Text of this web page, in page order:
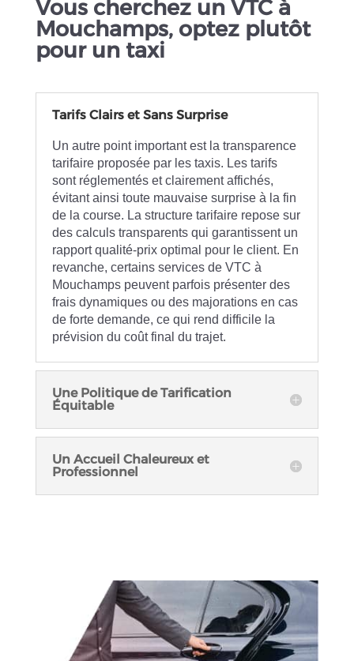
Vous cherchez un VTC à
Mouchamps, optez plutôt
pour un taxi
Tarifs Clairs et Sans Surprise
Un autre point important est la transparence
tarifaire proposée par les taxis. Les tarifs
sont réglementés et clairement affichés,
évitant ainsi toute mauvaise surprise à la fin
de la course. La structure tarifaire repose sur
des calculs transparents qui garantissent un
rapport qualité-prix optimal pour le client. En
revanche, certains services de VTC à
Mouchamps peuvent parfois présenter des
frais dynamiques ou des majorations en cas
de forte demande, ce qui rend difficile la
prévision du coût final du trajet.
Une Politique de Tarification
Équitable
Un Accueil Chaleureux et
Professionnel